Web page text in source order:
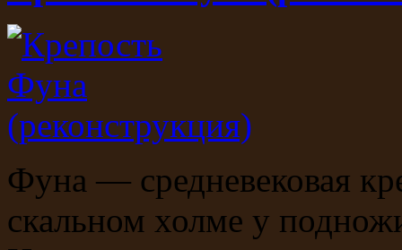
Фуна — средневековая
скальном холме у